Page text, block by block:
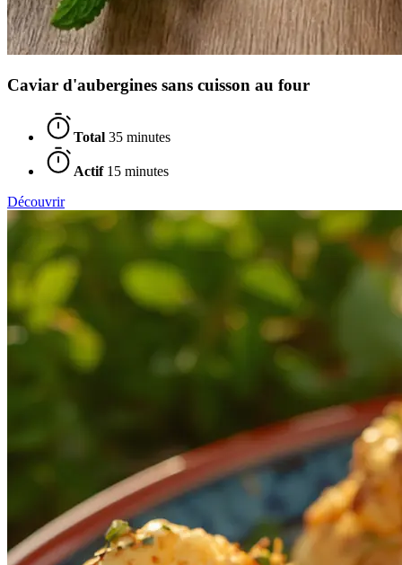
Caviar d'aubergines sans cuisson au four
Total 35 minutes
Actif15 minutes
Découvrir